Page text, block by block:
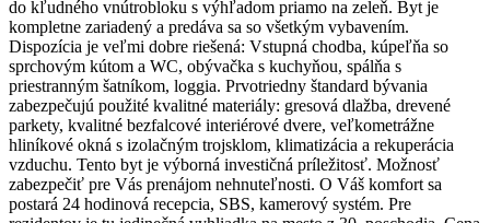
do kľudného vnútrobloku s výhľadom priamo na zeleň. Byt je
kompletne zariadený a predáva sa so všetkým vybavením.
Dispozícia je veľmi dobre riešená: Vstupná chodba, kúpeľňa so
sprchovým kútom a WC, obývačka s kuchyňou, spálňa s
priestranným šatníkom, loggia. Prvotriedny štandard bývania
zabezpečujú použité kvalitné materiály: gresová dlažba, drevené
parkety, kvalitné bezfalcové interiérové dvere, veľkometrážne
hliníkové okná s izolačným trojsklom, klimatizácia a rekuperácia
vzduchu. Tento byt je výborná investičná príležitosť. Možnosť
zabezpečiť pre Vás prenájom nehnuteľnosti. O Váš komfort sa
postará 24 hodinová recepcia, SBS, kamerový systém. Pre